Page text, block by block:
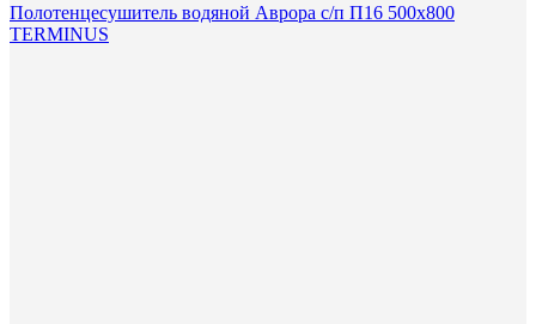
Полотенцесушитель водяной Аврора с/п П16 500х800
TERMINUS